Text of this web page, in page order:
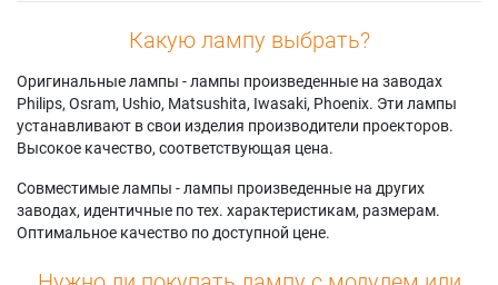
Какую лампу выбрать?
Оригинальные лампы - лампы произведенные на заводах
Philips, Osram, Ushio, Matsushita, Iwasaki, Phoenix. Эти лампы
устанавливают в свои изделия производители проекторов.
Высокое качество, соответствующая цена.
Совместимые лампы - лампы произведенные на других
заводах, идентичные по тех. характеристикам, размерам.
Оптимальное качество по доступной цене.